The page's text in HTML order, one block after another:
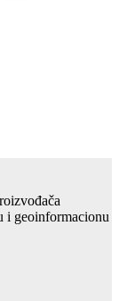
i geoinformacionu